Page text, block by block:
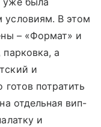
условиям. В этом
– «Формат» и
а
и
потратить
отдельная вип-
и